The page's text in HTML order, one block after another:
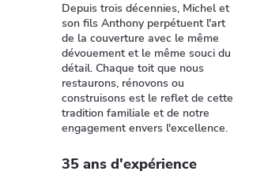
Depuis trois décennies, Michel et
son fils Anthony perpétuent l'art
de la couverture avec le même
dévouement et le même souci du
détail. Chaque toit que nous
restaurons, rénovons ou
construisons est le reflet de cette
tradition familiale et de notre
engagement envers l'excellence.
35 ans d'expérience